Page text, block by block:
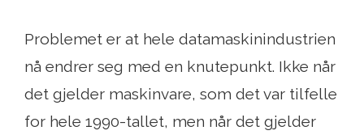
Problemet er at hele datamaskinindustrien
nå endrer seg med en knutepunkt. Ikke når
det gjelder maskinvare, som det var tilfelle
for hele 1990-tallet, men når det gjelder